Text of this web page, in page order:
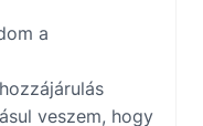
a
veszem, hogy